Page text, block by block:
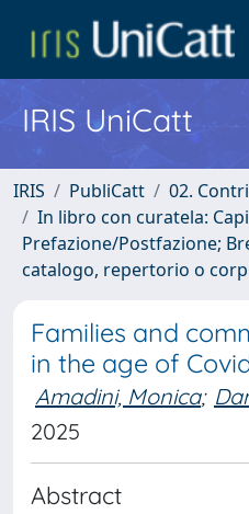
IRIS UniCatt
IRIS PubliCatt
02.
In libro con curatela:
Prefazione/Postfazione;
catalogo, repertorio o
Families and
in the age of
Amadini, Monica;
2025
Abstract